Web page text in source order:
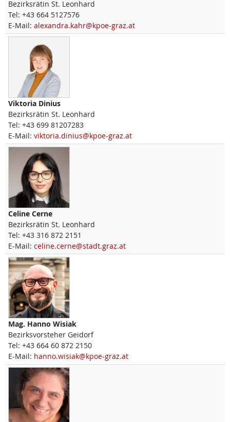
Bezirksrätin St. Leonhard
Tel: +43 664 5127576
E-Mail: alexandra.kahr@kpoe-graz.at
Viktoria Dinius
Bezirksrätin St. Leonhard
Tel: +43 699 81207283
E-Mail: viktoria.dinius@kpoe-graz.at
Celine Cerne
Bezirksrätin St. Leonhard
Tel: +43 316 872 2151
E-Mail: celine.cerne@stadt.graz.at
Mag. Hanno Wisiak
Bezirksvorsteher Geidorf
Tel: +43 664 60 872 2150
E-Mail: hanno.wisiak@kpoe-graz.at